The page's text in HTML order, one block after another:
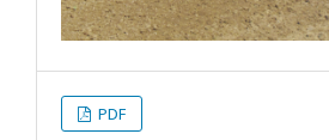
PDF